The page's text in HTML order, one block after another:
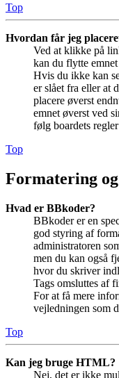
Top
Hvordan får jeg
Ved at klikke på
kan du flytte
Hvis du ikke kan
er slået fra eller at
placere øverst
emnet øverst ved
følg boardets
Top
Formatering
Hvad er BBkoder?
BBkoder er en
god styring af
administratoren
men du kan også
hvor du skriver
Tags omsluttes af
For at få mere
vejledningen som
Top
Kan jeg bruge HTML?
Nej, det er ikke